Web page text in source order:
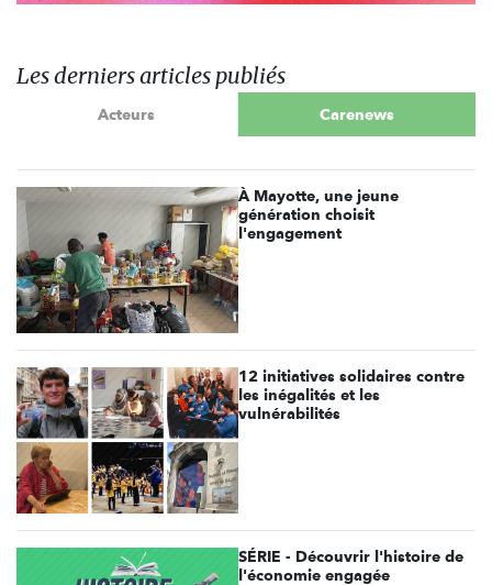
Les derniers articles publiés
Acteurs Carenews
À Mayotte, une jeune
génération choisit
l'engagement
12 initiatives solidaires contre
les inégalités et les
vulnérabilités
SÉRIE - Découvrir l'histoire de
l'économie engagée